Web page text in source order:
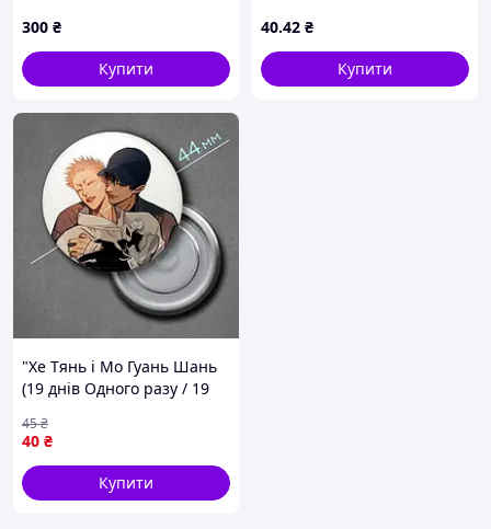
дошки
300 ₴
Купити
40.42 ₴
Купити
"Хе Тянь і Мо Гуань Шань
(19 днів Одного разу / 19
Ø44 мм
40 ₴
45₴
Купити